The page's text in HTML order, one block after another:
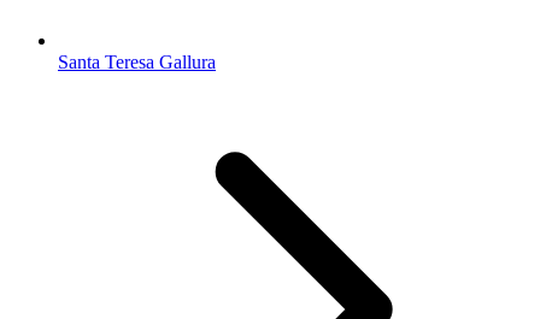
Santa Teresa Gallura